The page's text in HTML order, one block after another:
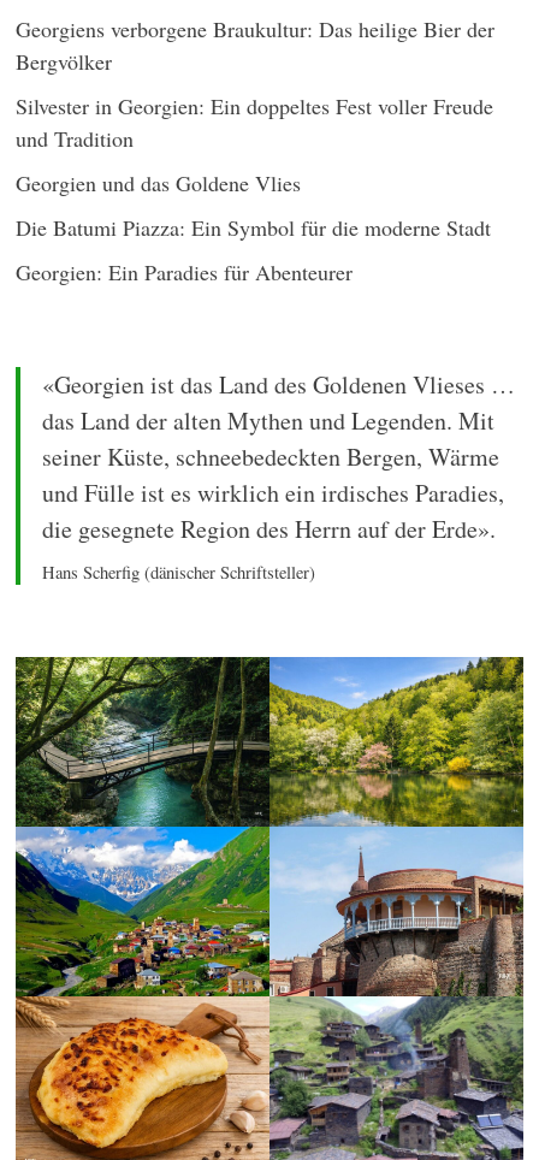
Georgiens verborgene Braukultur: Das heilige Bier der
Bergvölker
Silvester in Georgien: Ein doppeltes Fest voller Freude
und Tradition
Georgien und das Goldene Vlies
Die Batumi Piazza: Ein Symbol für die moderne Stadt
Georgien: Ein Paradies für Abenteurer
«Georgien ist das Land des Goldenen Vlieses …
das Land der alten Mythen und Legenden. Mit
seiner Küste, schneebedeckten Bergen, Wärme
und Fülle ist es wirklich ein irdisches Paradies,
die gesegnete Region des Herrn auf der Erde».
Hans Scherfig (dänischer Schriftsteller)